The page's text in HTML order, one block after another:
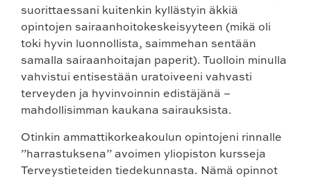
suorittaessani kuitenkin kyllästyin äkkiä
opintojen sairaanhoitokeskeisyyteen (mikä oli
toki hyvin luonnollista, saimmehan sentään
samalla sairaanhoitajan paperit). Tuolloin minulla
vahvistui entisestään uratoiveeni vahvasti
terveyden ja hyvinvoinnin edistäjänä –
mahdollisimman kaukana sairauksista.
Otinkin ammattikorkeakoulun opintojeni rinnalle
”harrastuksena” avoimen yliopiston kursseja
Terveystieteiden tiedekunnasta. Nämä opinnot